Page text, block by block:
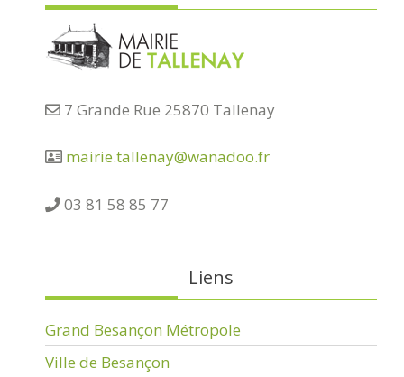
7 Grande Rue 25870 Tallenay
mairie.tallenay@wanadoo.fr
03 81 58 85 77
Liens
Grand Besançon Métropole
Ville de Besançon